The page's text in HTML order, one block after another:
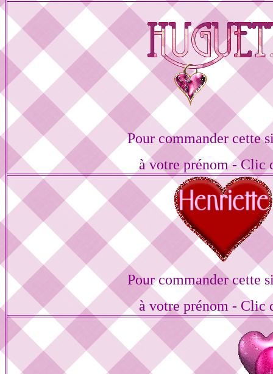
Pour commander cette
à votre prénom - Clic
Pour commander cette
à votre prénom - Clic